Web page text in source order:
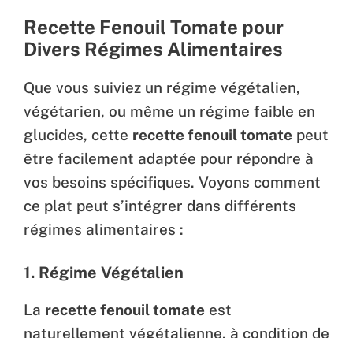
Recette Fenouil Tomate pour
Divers Régimes Alimentaires
Que vous suiviez un régime végétalien,
végétarien, ou même un régime faible en
glucides, cette recette fenouil tomate peut
être facilement adaptée pour répondre à
vos besoins spécifiques. Voyons comment
ce plat peut s’intégrer dans différents
régimes alimentaires :
1. Régime Végétalien
La recette fenouil tomate est
naturellement végétalienne, à condition de